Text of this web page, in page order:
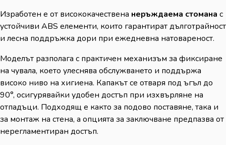
Изработен е от висококачествена неръждаема стомана с
устойчиви ABS елементи, които гарантират дълготрайност
и лесна поддръжка дори при ежедневна натовареност.
Моделът разполага с практичен механизъм за фиксиране
на чувала, което улеснява обслужването и поддържа
високо ниво на хигиена. Капакът се отваря под ъгъл до
90°, осигурявайки удобен достъп при изхвърляне на
отпадъци. Подходящ е както за подово поставяне, така и
за монтаж на стена, а опцията за заключване предпазва от
нерегламентиран достъп.